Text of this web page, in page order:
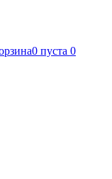
0 пуста 0